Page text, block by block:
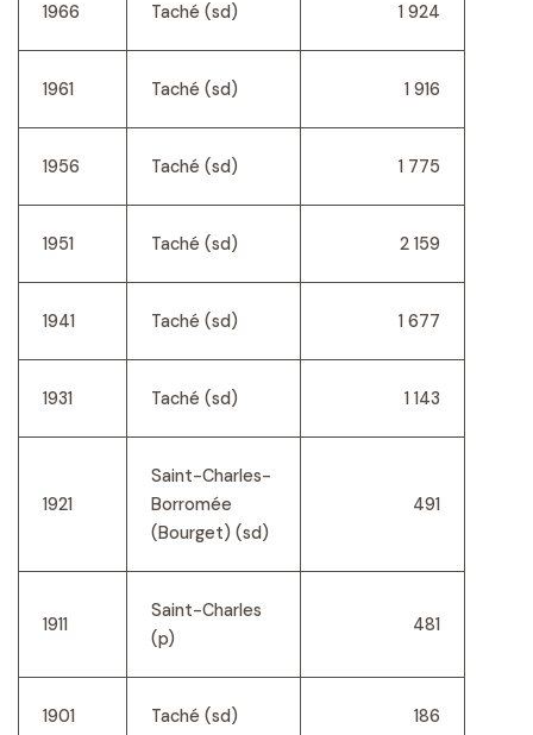
1966 Taché (sd) 1 924
1961 Taché (sd) 1 916
1956 Taché (sd) 1 775
1951 Taché (sd) 2 159
1941 Taché (sd) 1 677
1931 Taché (sd) 1 143
1921
Saint-Charles-
Borromée
(Bourget) (sd)
491
1911
Saint-Charles
(p)
481
1901 Taché (sd) 186